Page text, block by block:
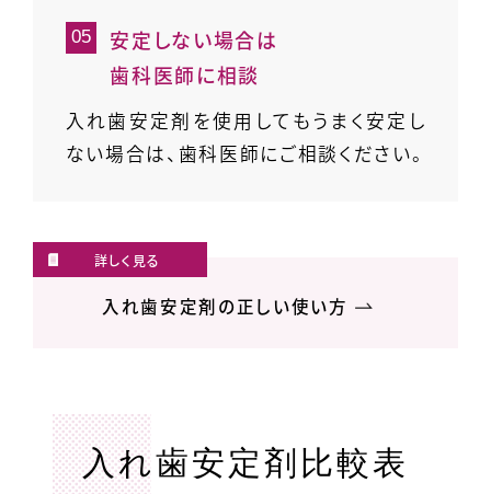
安定しない場合は
歯科医師に相談
入れ歯安定剤を使用してもうまく安定し
ない場合は、歯科医師にご相談ください。
入れ歯安定剤の正しい使い方
入れ歯安定剤比較表